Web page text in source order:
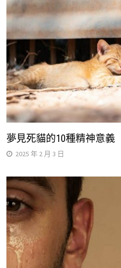
夢見死貓的10種精神意義
2025 年 2 月 3 日